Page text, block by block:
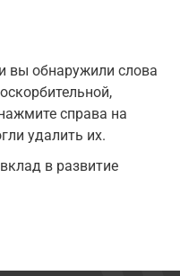
вы обнаружили слова
справа на
удалить их.
в развитие